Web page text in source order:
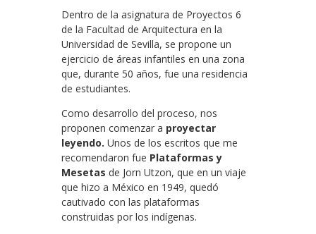
Dentro de la asignatura de Proyectos 6
de la Facultad de Arquitectura en la
Universidad de Sevilla, se propone un
ejercicio de áreas infantiles en una zona
que, durante 50 años, fue una residencia
de estudiantes.
Como desarrollo del proceso, nos
proponen comenzar a proyectar
leyendo.Unos de los escritos que me
recomendaron fue Plataformas y
Mesetas de Jorn Utzon, que en un viaje
que hizo a México en 1949, quedó
cautivado con las plataformas
construidas por los indígenas.